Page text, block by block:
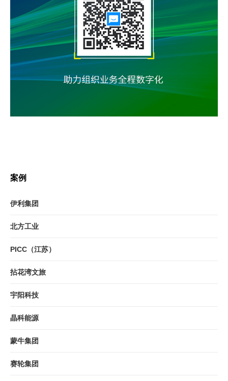
案例
伊利集团
北方工业
PICC（江苏）
拈花湾文旅
宇阳科技
晶科能源
蒙牛集团
赛轮集团